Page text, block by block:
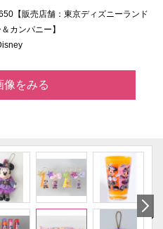
【販売店舗：東京ディズニーランド
カンパニー】
像をみる